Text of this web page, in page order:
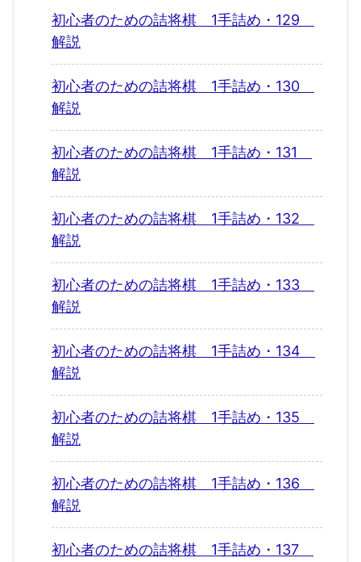
初心者のための詰将棋 1手詰め・129
解説
初心者のための詰将棋 1手詰め・130
解説
初心者のための詰将棋 1手詰め・131
解説
初心者のための詰将棋 1手詰め・132
解説
初心者のための詰将棋 1手詰め・133
解説
初心者のための詰将棋 1手詰め・134
解説
初心者のための詰将棋 1手詰め・135
解説
初心者のための詰将棋 1手詰め・136
解説
初心者のための詰将棋 1手詰め・137